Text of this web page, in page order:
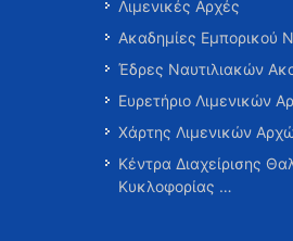
Λιμενικές Αρχές
Ακαδημίες Εμπορικού
Έδρες Ναυτιλιακών
Ευρετήριο Λιμενικών
Χάρτης Λιμενικών
Κέντρα Διαχείρισης
Κυκλοφορίας …